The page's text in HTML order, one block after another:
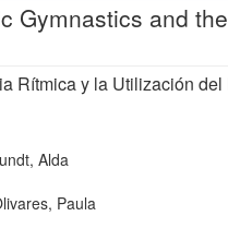
Gymnastics and
Rítmica y la Utilización del
Alda
Paula